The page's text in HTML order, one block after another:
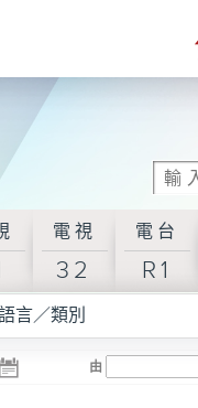
電視
32
電台
R1
言／類別
由